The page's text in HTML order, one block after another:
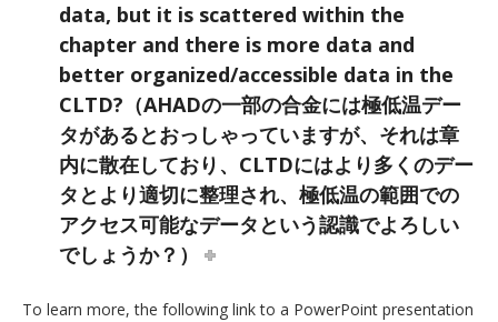
data, but it is scattered within the
chapter and there is more data and
better organized/accessible data in the
CLTD?（AHADの一部の合金には極低温デー
タがあるとおっしゃっていますが、それは章
内に散在しており、CLTDにはより多くのデー
タとより適切に整理され、極低温の範囲での
アクセス可能なデータという認識でよろしい
でしょうか？）
To learn more, the following link to a PowerPoint presentation